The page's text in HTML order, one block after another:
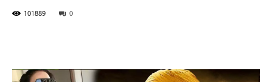
101889 0